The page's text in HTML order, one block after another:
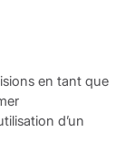
en tant que
d’un